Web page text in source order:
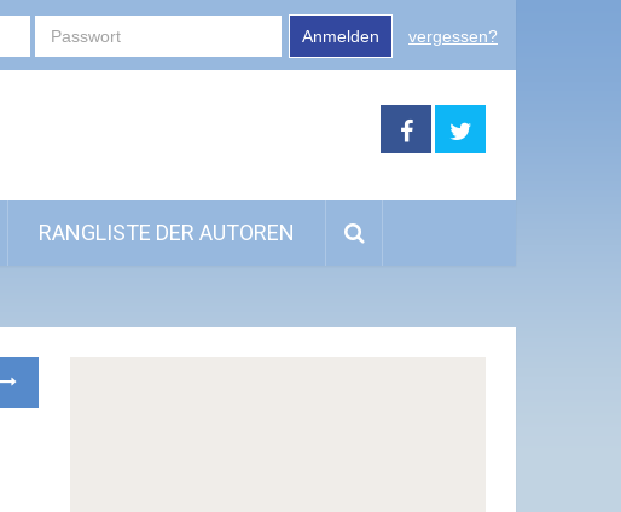
Anmelden vergessen?
RANGLISTE DER AUTOREN